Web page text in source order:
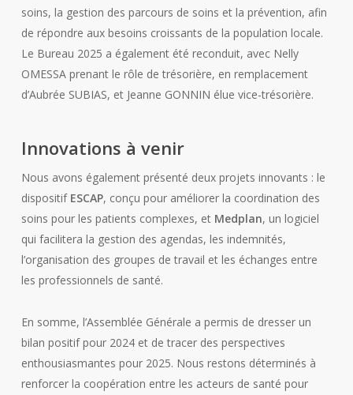
soins, la gestion des parcours de soins et la prévention, afin
de répondre aux besoins croissants de la population locale.
Le Bureau 2025 a également été reconduit, avec Nelly
OMESSA prenant le rôle de trésorière, en remplacement
d’Aubrée SUBIAS, et Jeanne GONNIN élue vice-trésorière.
Innovations à venir
Nous avons également présenté deux projets innovants : le
dispositif ESCAP, conçu pour améliorer la coordination des
soins pour les patients complexes, et Medplan, un logiciel
qui facilitera la gestion des agendas, les indemnités,
l’organisation des groupes de travail et les échanges entre
les professionnels de santé.
En somme, l’Assemblée Générale a permis de dresser un
bilan positif pour 2024 et de tracer des perspectives
enthousiasmantes pour 2025. Nous restons déterminés à
renforcer la coopération entre les acteurs de santé pour